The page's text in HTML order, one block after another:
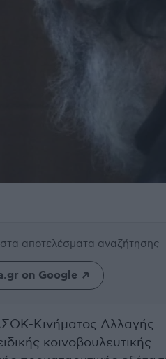
στα αποτελέσματα αναζήτησης
on Google
Κινήματος Αλλαγής
κοινοβουλευτικής